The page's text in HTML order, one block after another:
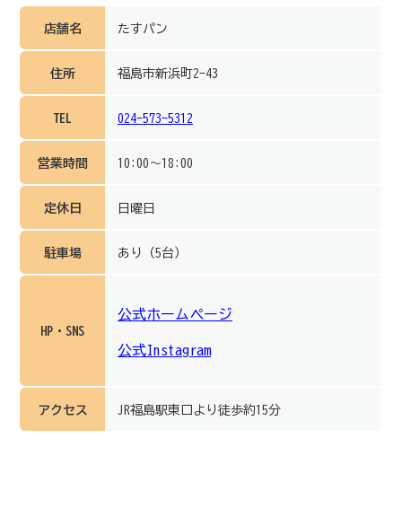
店舗名 たすパン
住所 福島市新浜町2-43
TEL 024-573-5312
営業時間 10:00～18:00
定休日 日曜日
駐車場 あり（5台）
HP・SNS
公式ホームページ
公式Instagram
アクセス JR福島駅東口より徒歩約15分